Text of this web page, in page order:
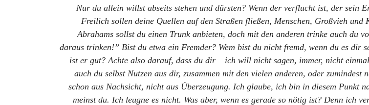
Nur du allein willst abseits stehen und dürsten? Wenn der verflucht ist, der sein
Freilich sollen deine Quellen auf den Straßen fließen, Menschen, Großvieh
Abrahams sollst du einen Trunk anbieten, doch mit den anderen trinke auch du
daraus trinken!” Bist du etwa ein Fremder? Wem bist du nicht fremd, wenn du es dir
ist er gut? Achte also darauf, dass du dir – ich will nicht sagen, immer, nicht
auch du selbst Nutzen aus dir, zusammen mit den vielen anderen, oder
schon aus Nachsicht, nicht aus Überzeugung. Ich glaube, ich bin in diesem Punkt
meinst du. Ich leugne es nicht. Was aber, wenn es gerade so nötig ist? Denn ich